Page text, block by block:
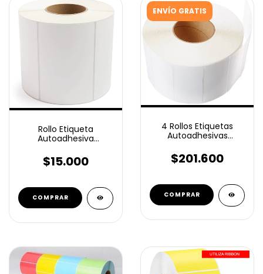
Rollo Etiqueta
Autoadhesiva
600 unid
$15.000
COMPRAR
ENVÍO GRATIS
4 Rollos Etiquetas
Autoadhesivas
2400 unid buje 76mm
$201.600